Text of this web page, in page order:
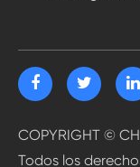
COPYRIGHT ©
Todos los